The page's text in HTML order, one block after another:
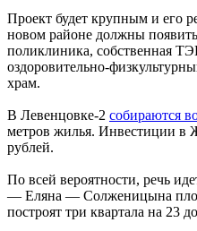
Проект будет крупным и его
новом районе должны
поликлиника, собственная
оздоровительно-
храм.
В Левенцовке-2 собираются
метров жилья. Инвестиции в
рублей.
По всей вероятности, речь
— Еляна — Солженицына
построят три квартала на 23